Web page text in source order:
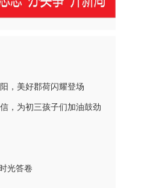
，美好郡荷闪耀登场
，为初三孩子们加油鼓劲
光答卷